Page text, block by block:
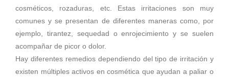
cosméticos, rozaduras, etc. Estas irritaciones son muy
comunes y se presentan de diferentes maneras como, por
ejemplo, tirantez, sequedad o enrojecimiento y se suelen
acompañar de picor o dolor.
Hay diferentes remedios dependiendo del tipo de irritación y
existen múltiples activos en cosmética que ayudan a paliar o